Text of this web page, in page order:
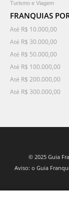
Turismo e Viagem
FRANQUIAS
Até R$ 10.000,00
Até R$ 30.000,00
Até R$ 50.000,00
Até R$ 100.000,00
Até R$ 200.000,00
Até R$ 300.000,00
© 2025 Guia
Aviso: o Guia